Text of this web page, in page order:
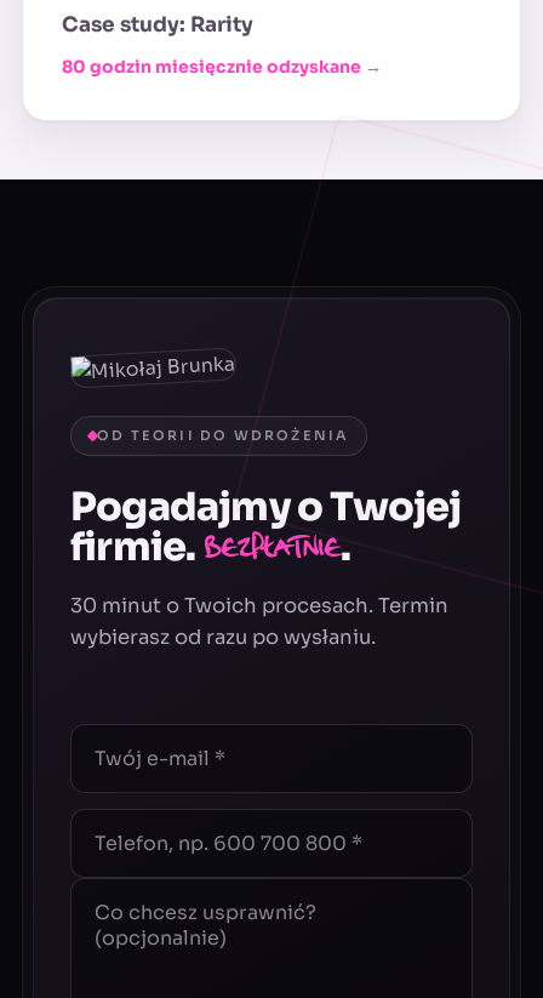
Case study: Rarity
80 godzin miesięcznie odzyskane →
OD TEORII DO WDROŻENIA
Pogadajmy o Twojej
firmie. Bezpłatnie.
30 minut o Twoich procesach. Termin
wybierasz od razu po wysłaniu.